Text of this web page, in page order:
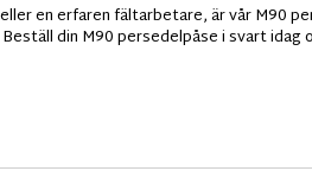
en erfaren fältarbetare, är vår M90
din M90 persedelpåse i svart idag